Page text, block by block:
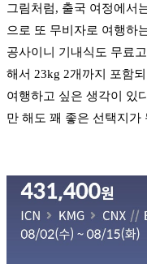
그림처럼, 출국 여정에서
으로 또 무비자로 여행하
공사이니 기내식도 무료
해서 23kg 2개까지 포함
여행하고 싶은 생각이 있
만 해도 꽤 좋은 선택지가